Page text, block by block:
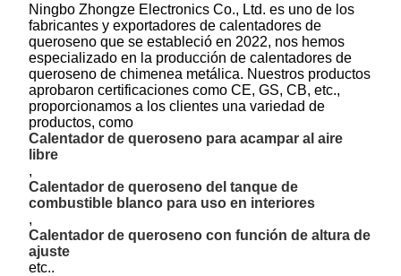
Ningbo Zhongze Electronics Co., Ltd. es uno de los
fabricantes y exportadores de calentadores de
queroseno que se estableció en 2022, nos hemos
especializado en la producción de calentadores de
queroseno de chimenea metálica. Nuestros productos
aprobaron certificaciones como CE, GS, CB, etc.,
proporcionamos a los clientes una variedad de
productos, como
Calentador de queroseno para acampar al aire
libre
,
Calentador de queroseno del tanque de
combustible blanco para uso en interiores
,
Calentador de queroseno con función de altura de
ajuste
etc..